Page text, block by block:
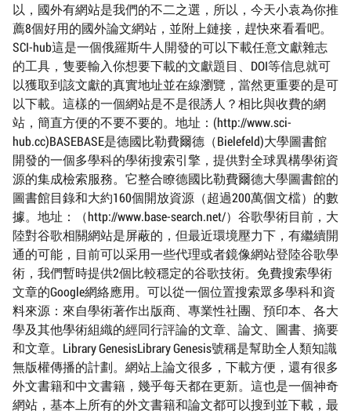
以，國外有網站是我們的不二之選，所以，今天小袁為你推
薦8個好用的國外論文網站，並附上鏈接，趕快來看看吧。
SCI-hub這是一個俄羅斯牛人開發的可以下載任意文獻雜志
的工具，隻要輸入你想要下載的文獻題目、DOI等信息就可
以獲取到該文獻的真實地址並在線瀏覽，當然更重要的是可
以下載。這樣的一個網站是不是很誘人？相比與收費的網
站，簡直方便的不要不要的。地址：(http://www.sci-
hub.cc)BASEBASE是德國比勒費爾德（Bielefeld)大學圖書館
開發的一個多學科的學術搜索引擎，提供對全球異構學術資
源的集成檢索服務。它整合瞭德國比勒費爾德大學圖書館的
圖書館目錄和大約160個開放資源（超過200萬個文檔）的數
據。地址：（http://www.base-search.net/）谷歌學術目前，大
陸對谷歌相關網站是屏蔽的，但最近環境壓力下，有繼續開
通的可能，目前可以采用一些代理或者鏡像網站登陸谷歌學
術，我們暫時提供2個比較穩定的谷歌技術。免費搜索學術
文章的Google網絡應用。可以從一個位置搜索眾多學科和資
料來源：來自學術著作出版商、專業性社團、預印本、各大
學及其他學術組織的經同行評論的文章、論文、圖書、摘要
和文章。Library GenesisLibrary Genesis號稱是幫助全人類知識
無版權傳播的計劃。網站上論文很多，下載方便，還有很多
外文書籍和中文書籍，幾乎每天都在更新。這也是一個神奇
網站，基本上所有的外文書籍和論文都可以搜到並下載，最